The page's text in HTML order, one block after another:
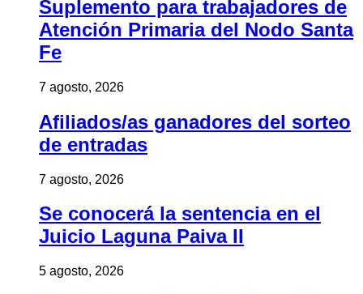
Suplemento para trabajadores de
Atención Primaria del Nodo Santa
Fe
7 agosto, 2026
Afiliados/as ganadores del sorteo
de entradas
7 agosto, 2026
Se conocerá la sentencia en el
Juicio Laguna Paiva II
5 agosto, 2026